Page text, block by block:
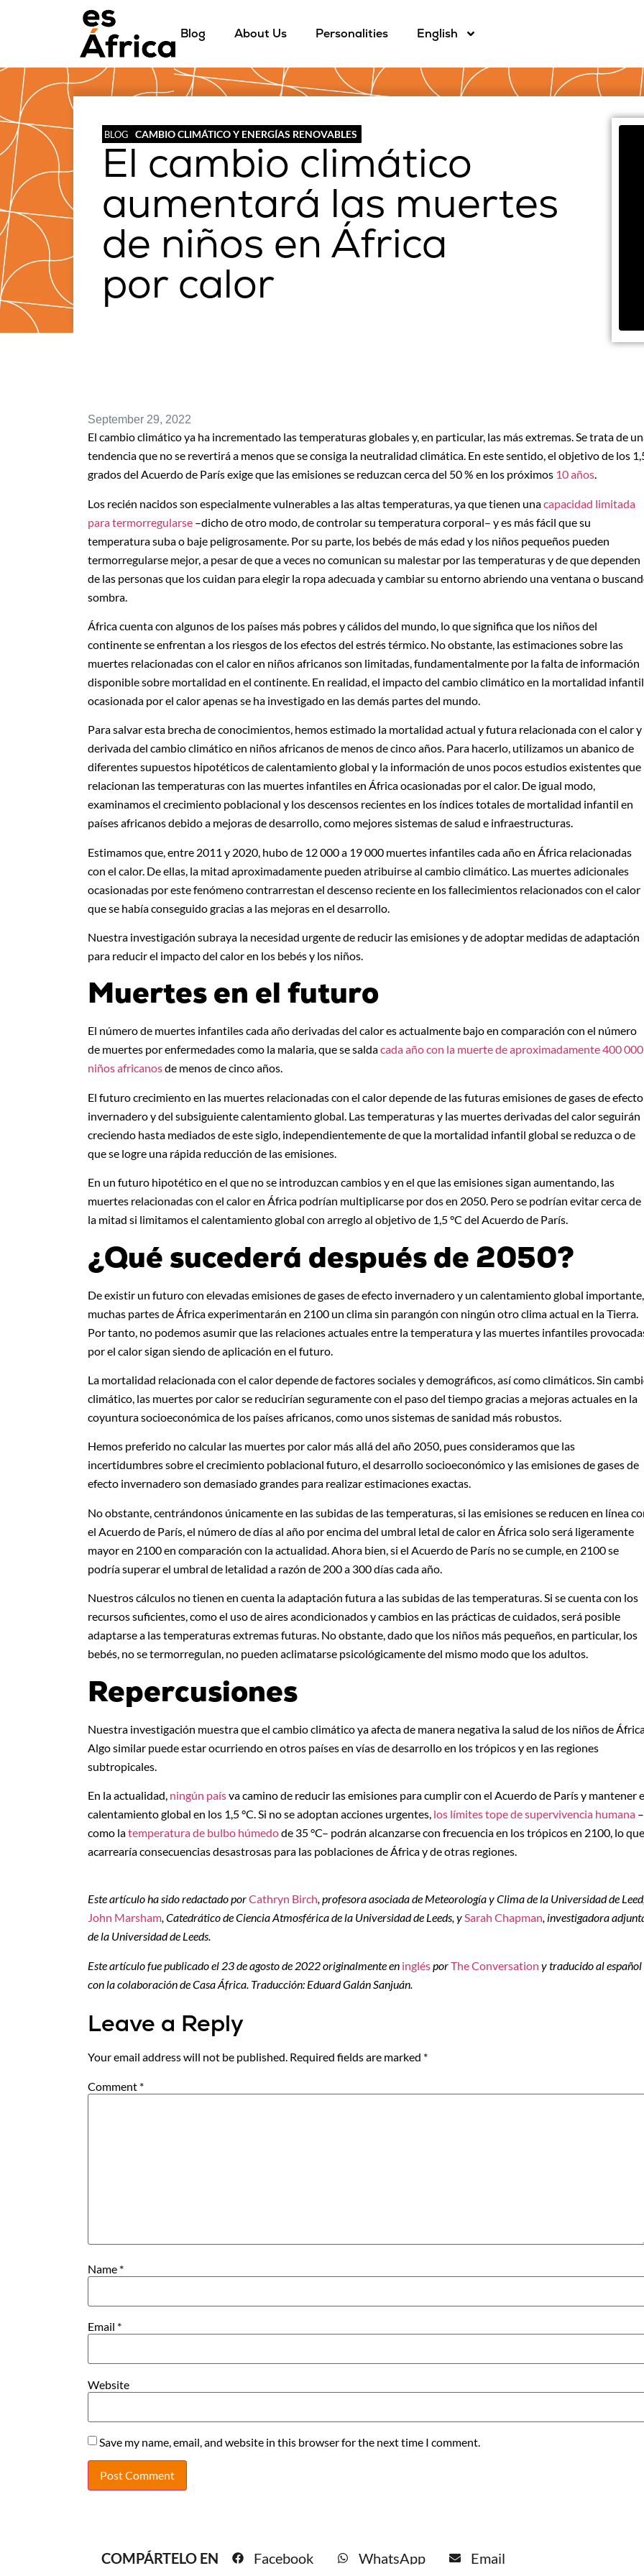
Blog About Us Personalities English
BLOG CAMBIO CLIMÁTICO Y ENERGÍAS RENOVABLES
El cambio climático
aumentará las muertes
de niños en África
por calor
September 29, 2022
El cambio climático ya ha incrementado las temperaturas globales y, en particular, las más extremas. Se trata de
tendencia que no se revertirá a menos que se consiga la neutralidad climática. En este sentido, el objetivo de los
grados del Acuerdo de París exige que las emisiones se reduzcan cerca del 50 % en los próximos 10 años.
Los recién nacidos son especialmente vulnerables a las altas temperaturas, ya que tienen unacapacidad limitada
para termorregularse –dicho de otro modo, de controlar su temperatura corporal– y es más fácil que su
temperatura suba o baje peligrosamente. Por su parte, los bebés de más edad y los niños pequeños pueden
termorregularse mejor, a pesar de que a veces no comunican su malestar por las temperaturas y de que dependen
de las personas que los cuidan para elegir la ropa adecuada y cambiar su entorno abriendo una ventana o
sombra.
África cuenta con algunos de los países más pobres y cálidos del mundo, lo que significa que los niños del
continente se enfrentan a los riesgos de los efectos del estrés térmico. No obstante, las estimaciones sobre las
muertes relacionadas con el calor en niños africanos son limitadas, fundamentalmente por la falta de información
disponible sobre mortalidad en el continente. En realidad, el impacto del cambio climático en la mortalidad infantil
ocasionada por el calor apenas se ha investigado en las demás partes del mundo.
Para salvar esta brecha de conocimientos, hemos estimado la mortalidad actual y futura relacionada con el calor y
derivada del cambio climático en niños africanos de menos de cinco años. Para hacerlo, utilizamos un abanico de
diferentes supuestos hipotéticos de calentamiento global y la información de unos pocos estudios existentes que
relacionan las temperaturas con las muertes infantiles en África ocasionadas por el calor. De igual modo,
examinamos el crecimiento poblacional y los descensos recientes en los índices totales de mortalidad infantil en
países africanos debido a mejoras de desarrollo, como mejores sistemas de salud e infraestructuras.
Estimamos que, entre 2011 y 2020, hubo de 12 000 a 19 000 muertes infantiles cada año en África relacionadas
con el calor. De ellas, la mitad aproximadamente pueden atribuirse al cambio climático. Las muertes adicionales
ocasionadas por este fenómeno contrarrestan el descenso reciente en los fallecimientos relacionados con el calor
que se había conseguido gracias a las mejoras en el desarrollo.
Nuestra investigación subraya la necesidad urgente de reducir las emisiones y de adoptar medidas de adaptación
para reducir el impacto del calor en los bebés y los niños.
Muertes en el futuro
El número de muertes infantiles cada año derivadas del calor es actualmente bajo en comparación con el número
de muertes por enfermedades como la malaria, que se saldacada año con la muerte de aproximadamente 400 000
niños africanosde menos de cinco años.
El futuro crecimiento en las muertes relacionadas con el calor depende de las futuras emisiones de gases de efecto
invernadero y del subsiguiente calentamiento global. Las temperaturas y las muertes derivadas del calor seguirán
creciendo hasta mediados de este siglo, independientemente de que la mortalidad infantil global se reduzca o de
que se logre una rápida reducción de las emisiones.
En un futuro hipotético en el que no se introduzcan cambios y en el que las emisiones sigan aumentando, las
muertes relacionadas con el calor en África podrían multiplicarse por dos en 2050. Pero se podrían evitar cerca de
la mitad si limitamos el calentamiento global con arreglo al objetivo de 1,5 °C del Acuerdo de París.
¿Qué sucederá después de 2050?
De existir un futuro con elevadas emisiones de gases de efecto invernadero y un calentamiento global importante,
muchas partes de África experimentarán en 2100 un clima sin parangón con ningún otro clima actual en la Tierra.
Por tanto, no podemos asumir que las relaciones actuales entre la temperatura y las muertes infantiles
por el calor sigan siendo de aplicación en el futuro.
La mortalidad relacionada con el calor depende de factores sociales y demográficos, así como climáticos. Sin
climático, las muertes por calor se reducirían seguramente con el paso del tiempo gracias a mejoras actuales en la
coyuntura socioeconómica de los países africanos, como unos sistemas de sanidad más robustos.
Hemos preferido no calcular las muertes por calor más allá del año 2050, pues consideramos que las
incertidumbres sobre el crecimiento poblacional futuro, el desarrollo socioeconómico y las emisiones de gases de
efecto invernadero son demasiado grandes para realizar estimaciones exactas.
No obstante, centrándonos únicamente en las subidas de las temperaturas, si las emisiones se reducen en línea
el Acuerdo de París, el número de días al año por encima del umbral letal de calor en África solo será ligeramente
mayor en 2100 en comparación con la actualidad. Ahora bien, si el Acuerdo de París no se cumple, en 2100 se
podría superar el umbral de letalidad a razón de 200 a 300 días cada año.
Nuestros cálculos no tienen en cuenta la adaptación futura a las subidas de las temperaturas. Si se cuenta con los
recursos suficientes, como el uso de aires acondicionados y cambios en las prácticas de cuidados, será posible
adaptarse a las temperaturas extremas futuras. No obstante, dado que los niños más pequeños, en particular, los
bebés, no se termorregulan, no pueden aclimatarse psicológicamente del mismo modo que los adultos.
Repercusiones
Nuestra investigación muestra que el cambio climático ya afecta de manera negativa la salud de los niños de
Algo similar puede estar ocurriendo en otros países en vías de desarrollo en los trópicos y en las regiones
subtropicales.
En la actualidad, ningún paísva camino de reducir las emisiones para cumplir con el Acuerdo de París y mantener
calentamiento global en los 1,5 °C. Si no se adoptan acciones urgentes, los límites tope de supervivencia humana –
como latemperatura de bulbo húmedode 35 °C– podrán alcanzarse con frecuencia en los trópicos en 2100, lo que
acarrearía consecuencias desastrosas para las poblaciones de África y de otras regiones.
Este artículo ha sido redactado porCathryn Birch, profesora asociada de Meteorología y Clima de la Universidad de
John Marsham, Catedrático de Ciencia Atmosférica de la Universidad de Leeds, ySarah Chapman, investigadora
de la Universidad de Leeds.
Este artículo fue publicado el 23 de agosto de 2022 originalmente en inglésporThe Conversation y traducido al español
con la colaboración de Casa África. Traducción: Eduard Galán Sanjuán.
Leave a Reply
Your email address will not be published. Required fields are marked *
Comment *
Name *
Email *
Website
Save my name, email, and website in this browser for the next time I comment.
COMPÁRTELO EN Facebook WhatsApp Email